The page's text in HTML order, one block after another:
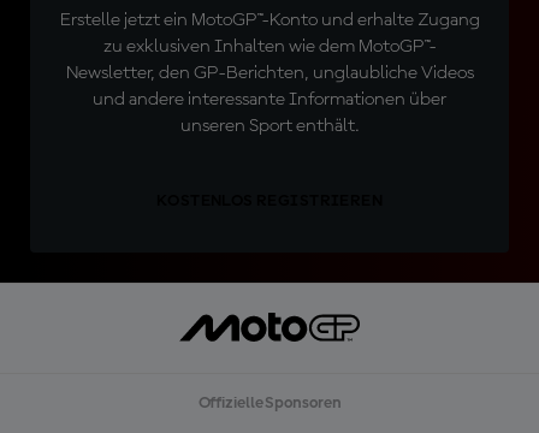
Erstelle jetzt ein MotoGP™-Konto und erhalte Zugang
zu exklusiven Inhalten wie dem MotoGP™-
Newsletter, den GP-Berichten, unglaubliche Videos
und andere interessante Informationen über
unseren Sport enthält.
Offizielle Sponsoren